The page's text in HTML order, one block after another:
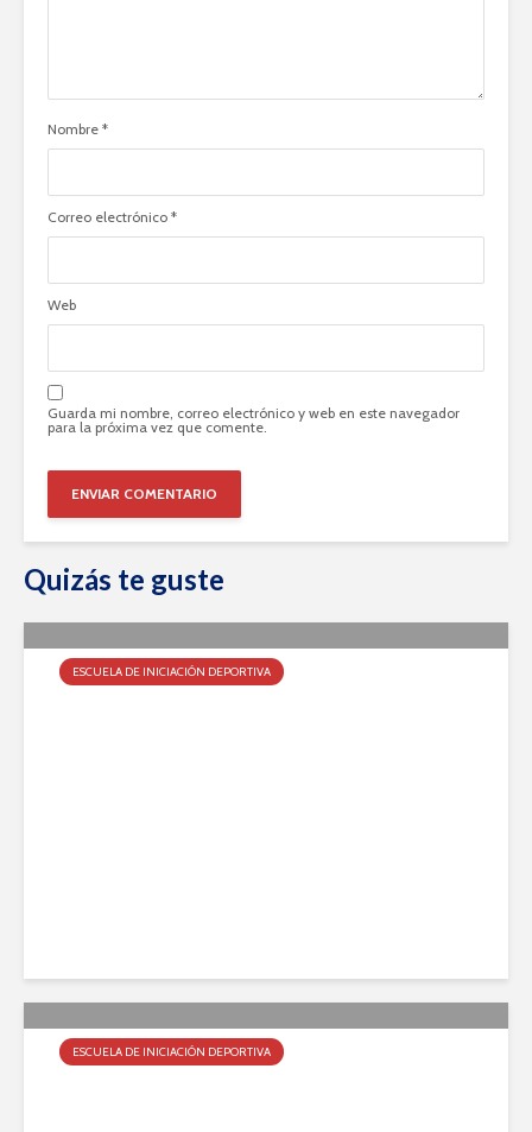
Nombre *
Correo electrónico *
Web
Guarda mi nombre, correo electrónico y web en este navegador
para la próxima vez que comente.
Quizás te guste
ESCUELA DE INICIACIÓN DEPORTIVA
ESCUELA DE INICIACIÓN DEPORTIVA